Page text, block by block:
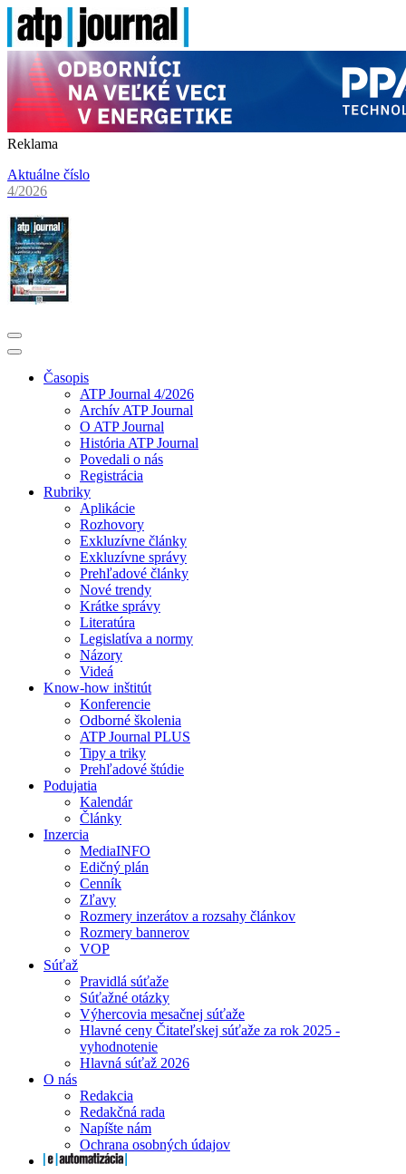
Reklama
Aktuálne číslo
4/2026
Časopis
ATP Journal 4/2026
Archív ATP Journal
O ATP Journal
História ATP Journal
Povedali o nás
Registrácia
Rubriky
Aplikácie
Rozhovory
Exkluzívne články
Exkluzívne správy
Prehľadové články
Nové trendy
Krátke správy
Literatúra
Legislatíva a normy
Názory
Videá
Know-how inštitút
Konferencie
Odborné školenia
ATP Journal PLUS
Tipy a triky
Prehľadové štúdie
Podujatia
Kalendár
Články
Inzercia
MediaINFO
Edičný plán
Cenník
Zľavy
Rozmery inzerátov a rozsahy článkov
Rozmery bannerov
VOP
Súťaž
Pravidlá súťaže
Súťažné otázky
Výhercovia mesačnej súťaže
Hlavné ceny Čitateľskej súťaže za rok 2025 -
vyhodnotenie
Hlavná súťaž 2026
O nás
Redakcia
Redakčná rada
Napíšte nám
Ochrana osobných údajov